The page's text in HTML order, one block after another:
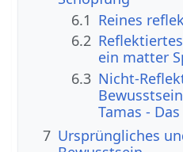
6.1 Reines
6.2
ein matter
6.3 Nicht-
Tamas -
7 Ursprüngliches